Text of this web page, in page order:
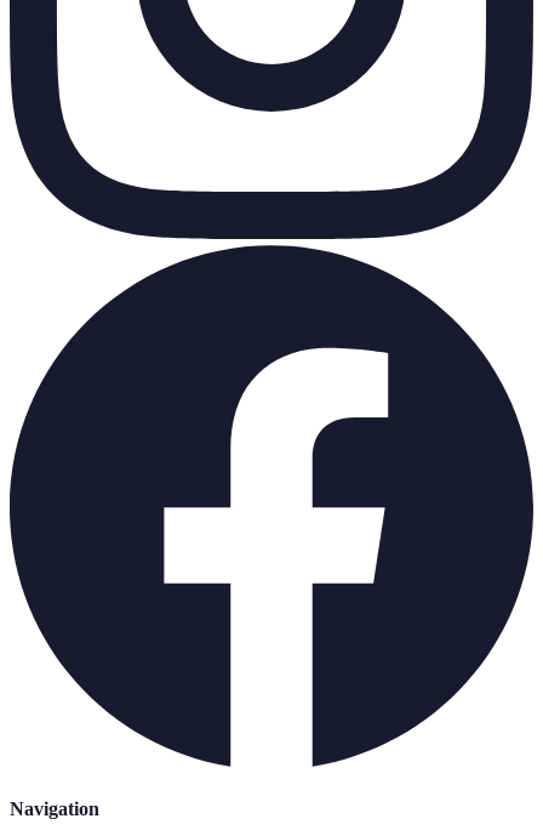
Navigation